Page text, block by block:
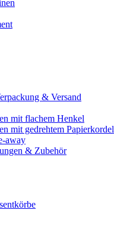
& Versand
mit flachem Henkel
mit gedrehtem Papierkordel
away
& Zubehör